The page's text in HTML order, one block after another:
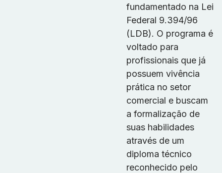
fundamentado na Lei
Federal 9.394/96
(LDB). O programa é
voltado para
profissionais que já
possuem vivência
prática no setor
comercial e buscam
a formalização de
suas habilidades
através de um
diploma técnico
reconhecido pelo